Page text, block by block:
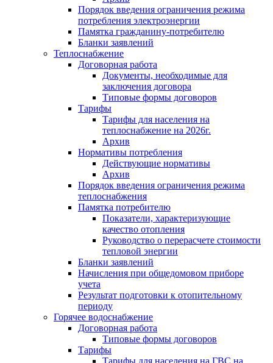
Порядок введения ограничения режима
потребления электроэнергии
Памятка гражданину-потребителю
Бланки заявлений
Теплоснабжение
Договорная работа
Документы, необходимые для
заключения договора
Типовые формы договоров
Тарифы
Тарифы для населения на
теплоснабжение на 2026г.
Архив
Нормативы потребления
Действующие нормативы
Архив
Порядок введения ограничения режима
теплоснабжения
Памятка потребителю
Показатели, характеризующие
качество отопления
Руководство о перерасчете стоимости
тепловой энергии
Бланки заявлений
Начисления при общедомовом приборе
учета
Результат подготовки к отопительному
периоду
Горячее водоснабжение
Договорная работа
Типовые формы договоров
Тарифы